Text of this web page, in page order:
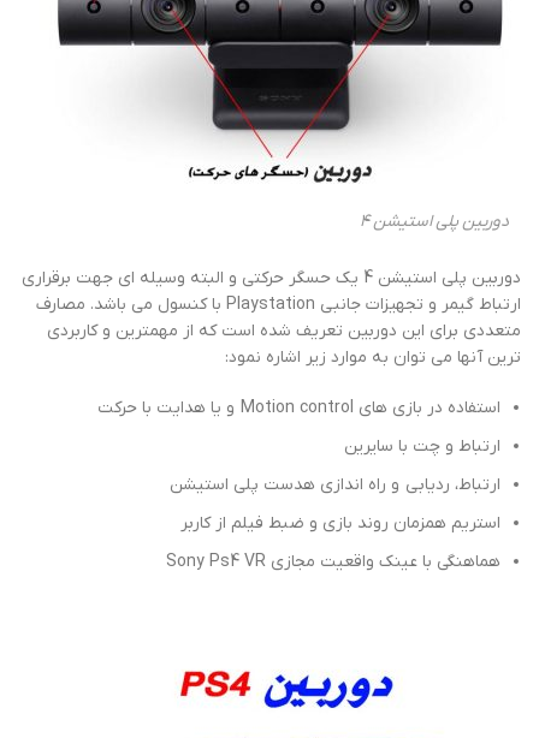
دوربین پلی استیشن 4
دوربین پلی استیشن 4 یک حسگر حرکتی و البته وسیله ای جهت برقراری
ارتباط گیمر و تجهیزات جانبی Playstation با کنسول می باشد. مصارف
متعددی برای این دوربین تعریف شده است که از مهمترین و کاربردی
ترین آنها می توان به موارد زیر اشاره نمود:
استفاده در بازی های Motion control و یا هدایت با حرکت
ارتباط و چت با سایرین
ارتباط، ردیابی و راه اندازی هدست پلی استیشن
استریم همزمان روند بازی و ضبط فیلم از کاربر
هماهنگی با عینک واقعیت مجازی Sony Ps4 VR